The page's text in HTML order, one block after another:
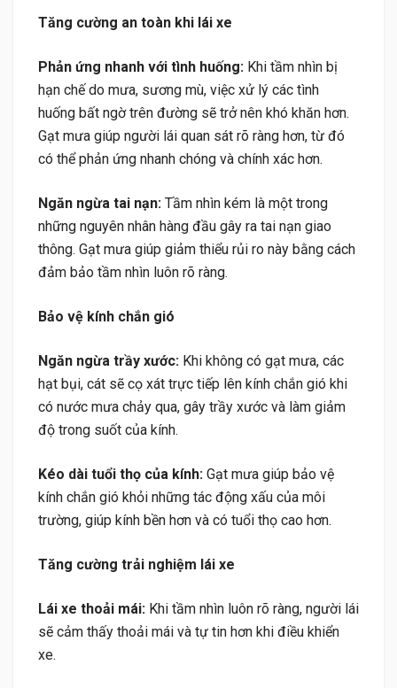
Tăng cường an toàn khi lái xe
Phản ứng nhanh với tình huống: Khi tầm nhìn bị
hạn chế do mưa, sương mù, việc xử lý các tình
huống bất ngờ trên đường sẽ trở nên khó khăn hơn.
Gạt mưa giúp người lái quan sát rõ ràng hơn, từ đó
có thể phản ứng nhanh chóng và chính xác hơn.
Ngăn ngừa tai nạn: Tầm nhìn kém là một trong
những nguyên nhân hàng đầu gây ra tai nạn giao
thông. Gạt mưa giúp giảm thiểu rủi ro này bằng cách
đảm bảo tầm nhìn luôn rõ ràng.
Bảo vệ kính chắn gió
Ngăn ngừa trầy xước: Khi không có gạt mưa, các
hạt bụi, cát sẽ cọ xát trực tiếp lên kính chắn gió khi
có nước mưa chảy qua, gây trầy xước và làm giảm
độ trong suốt của kính.
Kéo dài tuổi thọ của kính: Gạt mưa giúp bảo vệ
kính chắn gió khỏi những tác động xấu của môi
trường, giúp kính bền hơn và có tuổi thọ cao hơn.
Tăng cường trải nghiệm lái xe
Lái xe thoải mái: Khi tầm nhìn luôn rõ ràng, người lái
sẽ cảm thấy thoải mái và tự tin hơn khi điều khiển
xe.